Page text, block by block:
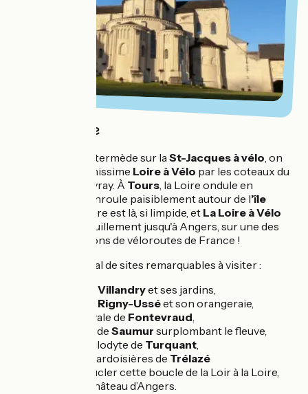
Objectif Loire
Après ce petit intermède sur laSt-Jacques à vélo, on
accède à la Sérénissime Loire à Vélo par les coteaux du
vignoble de Vouvray. À Tours, la Loire ondule en
tourbillons et s’enroule paisiblement autour de l’île
. La lumière est là, si limpide, et La Loire à Vélo
vous guide tranquillement jusqu'à Angers, sur une des
plus belles sections de véloroutes de France !
C’est ici un festival de sites remarquables à visiter :
Villandryet ses jardins,
Rigny-Usséet son orangeraie,
Abbaye royale de Fontevraud,
Forteresse de Saumur surplombant le fleuve,
Village troglodyte de Turquant,
Anciennes ardoisières de Trélazé
Et pour boucler cette boucle de la Loir à la Loire,
retour au château d’Angers.